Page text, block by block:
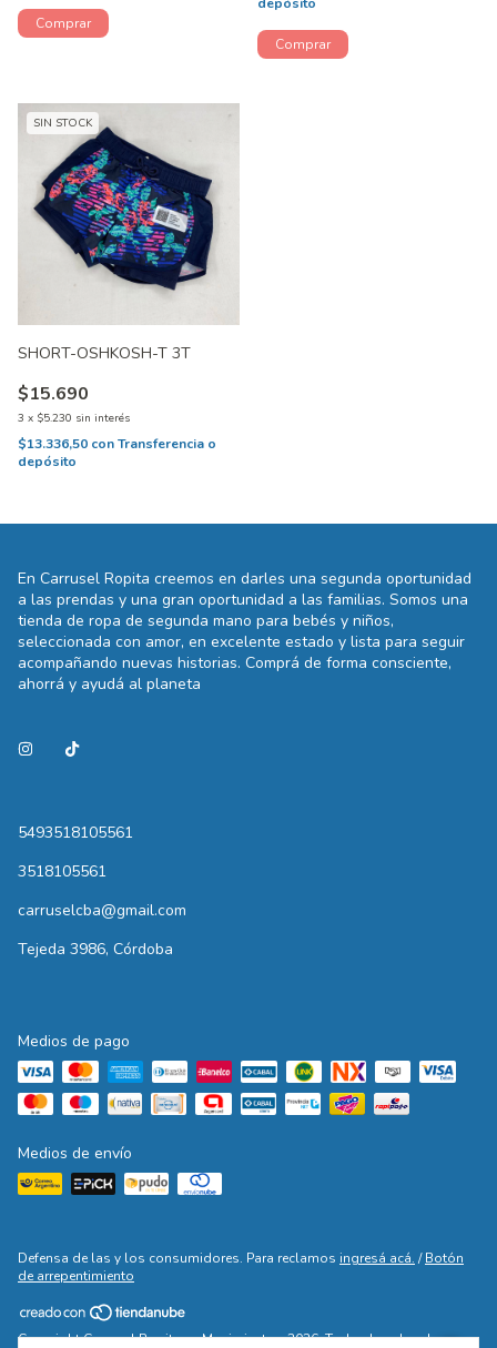
depósito
SIN STOCK
SHORT-OSHKOSH-T 3T
$15.690
3 x $5.230 sin interés
$13.336,50 conTransferencia o
depósito
En Carrusel Ropita creemos en darles una segunda oportunidad
a las prendas y una gran oportunidad a las familias. Somos una
tienda de ropa de segunda mano para bebés y niños,
seleccionada con amor, en excelente estado y lista para seguir
acompañando nuevas historias. Comprá de forma consciente,
ahorrá y ayudá al planeta
5493518105561
3518105561
carruselcba@gmail.com
Tejeda 3986, Córdoba
Medios de pago
Medios de envío
Defensa de las y los consumidores. Para reclamos ingresá acá. / Botón
de arrepentimiento
Copyright Carrusel Ropita en Movimiento - 2026. Todos los derechos